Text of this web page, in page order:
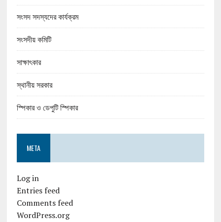
সংসদ সদস্যদের কার্যক্রম
সংসদীয় কমিটি
সাক্ষাৎকার
স্থানীয় সরকার
স্পিকার ও ডেপুটি স্পিকার
META
Log in
Entries feed
Comments feed
WordPress.org